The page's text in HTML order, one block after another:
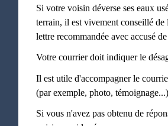
Si votre voisin déverse ses eaux
terrain, il est vivement conseillé de
lettre recommandée avec accusé
Votre courrier doit indiquer le
Il est utile d'accompagner le
(par exemple, photo,
Si vous n'avez pas obtenu de